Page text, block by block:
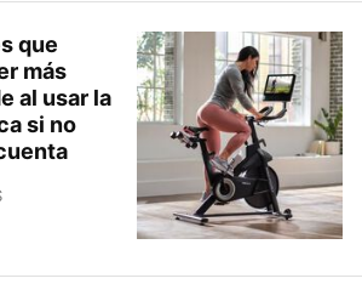
que
más
al usar la
si no